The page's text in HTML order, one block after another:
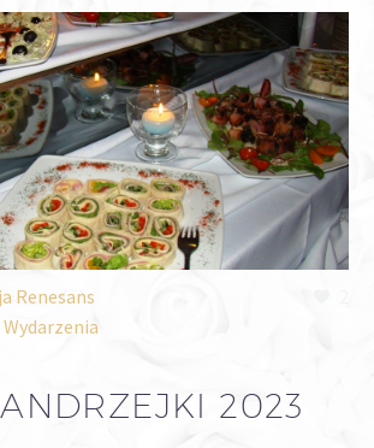
Renesans
Wydarzenia
ANDRZEJKI 2023